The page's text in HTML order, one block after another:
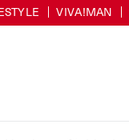
VIVA!MAN